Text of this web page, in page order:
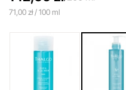
71,00 zł / 100 ml